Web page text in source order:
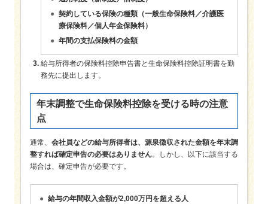
契約している保険の種類（一般生命保険料／介護医
療保険料／個人年金保険料）
年間の支払保険料の金額
給与所得者の保険料控除申告書と生命保険料控除証明書を勤
務先に提出します。
年末調整で生命保険料控除を受ける時の注意
点
通常、 会社員などの給与所得者は、源泉徴収された金額を年末調
整すれば確定申告の必要はありません。しかし、以下に該当する
場合は、確定申告が必要です。
給与の年間収入金額が2,000万円を超える人